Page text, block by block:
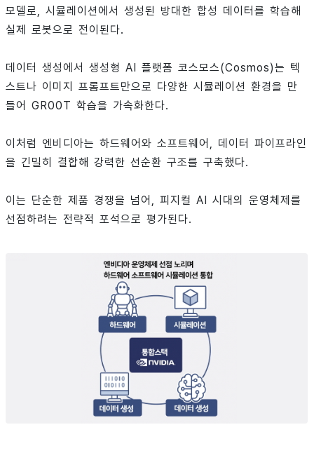
모델로, 시뮬레이션에서 생성된 방대한 합성 데이터를 학습해
실제 로봇으로 전이된다.
데이터 생성에서 생성형 AI 플랫폼 코스모스(Cosmos)는 텍
스트나 이미지 프롬프트만으로 다양한 시뮬레이션 환경을 만
들어 GR00T 학습을 가속화한다.
이처럼 엔비디아는 하드웨어와 소프트웨어, 데이터 파이프라인
을 긴밀히 결합해 강력한 선순환 구조를 구축했다.
이는 단순한 제품 경쟁을 넘어, 피지컬 AI 시대의 운영체제를
선점하려는 전략적 포석으로 평가된다.